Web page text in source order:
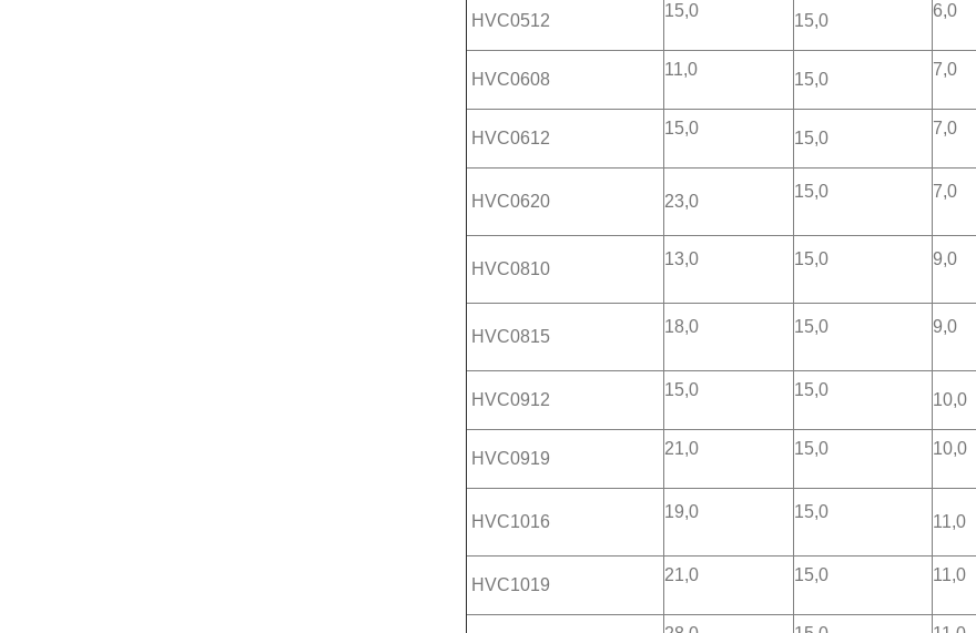
HVC0512
15,0
15,0
6,0
HVC0608
11,0
15,0
7,0
HVC0612
15,0
15,0
7,0
HVC0620 23,0
15,0 7,0
HVC0810
13,0 15,0 9,0
HVC0815
18,0 15,0 9,0
HVC0912
15,0 15,0
10,0
HVC0919
21,0 15,0 10,0
HVC1016
19,0 15,0
11,0
HVC1019
21,0 15,0 11,0